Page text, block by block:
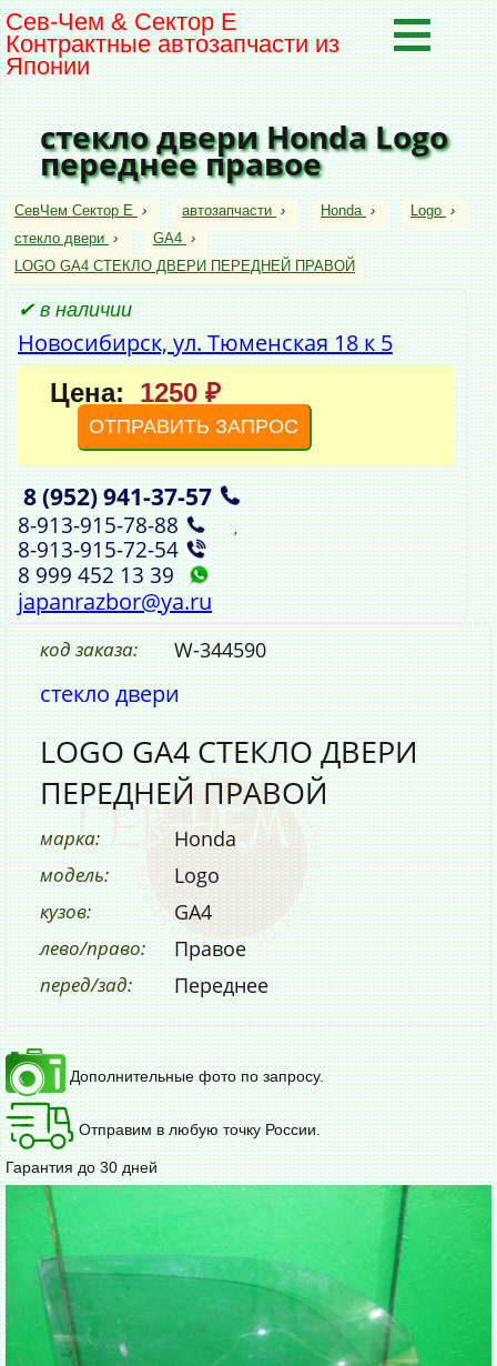
Сев-Чем & Сектор Е
Контрактные автозапчасти из
Японии
стекло двери Honda Logo
переднее правое
СевЧем Сектор Е › автозапчасти › Honda › Logo ›
стекло двери › GA4 ›
LOGO GA4 СТЕКЛО ДВЕРИ ПЕРЕДНЕЙ ПРАВОЙ
✔ в наличии
Новосибирск, ул. Тюменская 18 к 5
Цена: 1250 ₽
ОТПРАВИТЬ ЗАПРОС
8 (952)941‑37‑57 ,
8‑913‑915‑78‑88 ,
8‑913‑915‑72‑54
8 999 452 13 39
japanrazbor@ya.ru
код заказа: W-344590
стекло двери
LOGO GA4 СТЕКЛО ДВЕРИ
ПЕРЕДНЕЙ ПРАВОЙ
марка: Honda
модель: Logo
кузов: GA4
лево/право: Правое
перед/зад: Переднее
Дополнительные фото по запросу.
Отправим в любую точку России.
Гарантия до 30 дней